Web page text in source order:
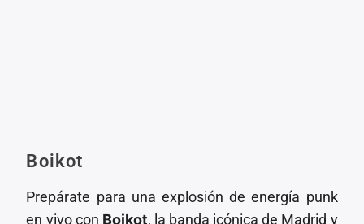
Boikot
Prepárate para una explosión de energía punk
en vivo con Boikot, la banda icónica de Madrid y